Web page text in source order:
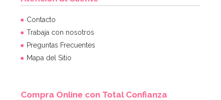
Contacto
Trabaja con nosotros
Preguntas Frecuentes
Mapa del Sitio
Compra Online con Total Confianza